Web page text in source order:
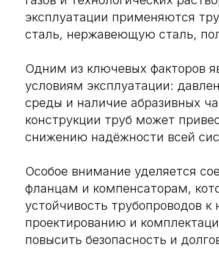
эксплуатации применяются
сталь, нержавеющую сталь,
Одним из ключевых факторов
условиям эксплуатации:
среды и наличие абразивных
конструкции труб может
снижению надёжности всей
Особое внимание уделяется
фланцам и компенсаторам,
устойчивость трубопроводов
проектированию и
повысить безопасность и